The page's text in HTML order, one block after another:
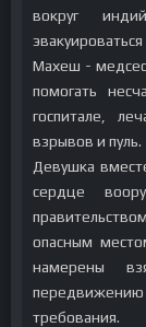
вокруг
Махеш -
помогать
госпитале,
взрывов и пуль.
Девушка
сердце
опасным
намерены
требования.